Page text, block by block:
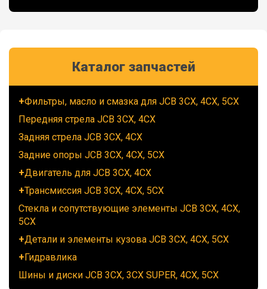
Каталог запчастей
Фильтры, масло и смазка для JCB 3CX, 4CX, 5CX
Передняя стрела JCB 3CX, 4CX
Задняя стрела JCB 3CX, 4CX
Задние опоры JCB 3CX, 4CX, 5CX
Двигатель для JCB 3CX, 4CX
Трансмиссия JCB 3CX, 4CX, 5CX
Стекла и сопутствующие элементы JCB 3CX, 4CX,
5CX
Детали и элементы кузова JCB 3CX, 4CX, 5CX
Гидравлика
Шины и диски JCB 3CX, 3CX SUPER, 4CX, 5CX